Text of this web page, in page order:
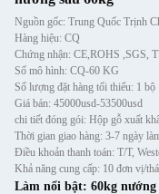
Nguồn gốc: Trung Quốc Trịnh
Hàng hiệu: CQ
Chứng nhận: CE,ROHS ,SGS,
Số mô hình: CQ-60 KG
Số lượng đặt hàng tối thiểu: 1 bộ
Giá bán: 45000usd-53500usd
chi tiết đóng gói: Hộp gỗ xuất
Thời gian giao hàng: 3-7 ngày
Điều khoản thanh toán: T/T,
Khả năng cung cấp: 10 đơn vị/
Làm nổi bật: 60kg